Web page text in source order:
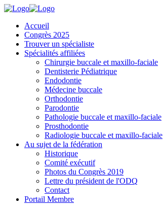
Accueil
Congrès 2025
Trouver un spécialiste
Spécialités affiliées
Chirurgie buccale et maxillo-faciale
Dentisterie Pédiatrique
Endodontie
Médecine buccale
Orthodontie
Parodontie
Pathologie buccale et maxillo-faciale
Prosthodontie
Radiologie buccale et maxillo-faciale
Au sujet de la fédération
Historique
Comité exécutif
Photos du Congrès 2019
Lettre du président de l'ODQ
Contact
Portail Membre